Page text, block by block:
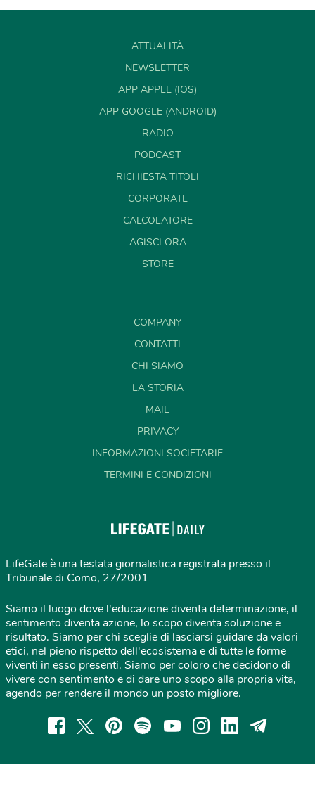
ATTUALITÀ
NEWSLETTER
APP APPLE (IOS)
APP GOOGLE (ANDROID)
RADIO
PODCAST
RICHIESTA TITOLI
CORPORATE
CALCOLATORE
AGISCI ORA
STORE
COMPANY
CONTATTI
CHI SIAMO
LA STORIA
MAIL
PRIVACY
INFORMAZIONI SOCIETARIE
TERMINI E CONDIZIONI
LifeGate è una testata giornalistica registrata presso il
Tribunale di Como, 27/2001
Siamo il luogo dove l'educazione diventa determinazione, il
sentimento diventa azione, lo scopo diventa soluzione e
risultato. Siamo per chi sceglie di lasciarsi guidare da valori
etici, nel pieno rispetto dell'ecosistema e di tutte le forme
viventi in esso presenti. Siamo per coloro che decidono di
vivere con sentimento e di dare uno scopo alla propria vita,
agendo per rendere il mondo un posto migliore.